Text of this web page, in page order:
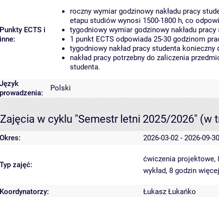
Punkty ECTS i
inne:
roczny wymiar godzinowy nakładu pracy
etapu studiów wynosi 1500-1800 h, co
tygodniowy wymiar godzinowy nakładu
1 punkt ECTS odpowiada 25-30 godzinom
tygodniowy nakład pracy studenta
nakład pracy potrzebny do zaliczenia
studenta.
Język
prowadzenia:
Polski
Zajęcia w cyklu "Semestr letni 2025/2026" (w
Okres: 2026-03-02 - 2026-09-30
Typ zajęć:
ćwiczenia projektowe,
wykład, 8 godzin
Koordynatorzy:
Łukasz Łukańko